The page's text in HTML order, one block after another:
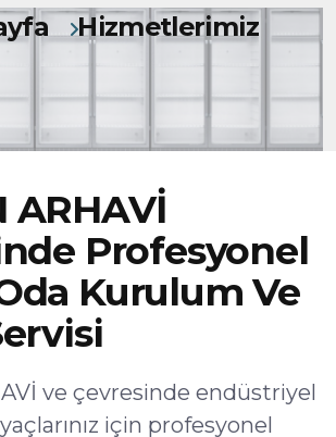
Hizmetlerimiz
ARHAVİ
Profesyonel
Kurulum Ve
ve çevresinde endüstriyel
için profesyonel